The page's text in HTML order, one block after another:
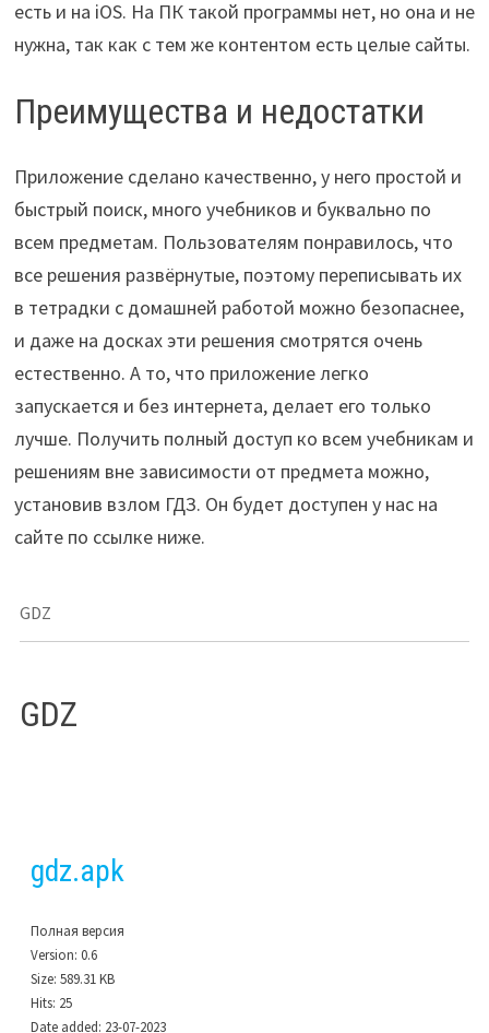
есть и на iOS. На ПК такой программы нет, но она и не
нужна, так как с тем же контентом есть целые сайты.
Преимущества и недостатки
Приложение сделано качественно, у него простой и
быстрый поиск, много учебников и буквально по
всем предметам. Пользователям понравилось, что
все решения развёрнутые, поэтому переписывать их
в тетрадки с домашней работой можно безопаснее,
и даже на досках эти решения смотрятся очень
естественно. А то, что приложение легко
запускается и без интернета, делает его только
лучше. Получить полный доступ ко всем учебникам и
решениям вне зависимости от предмета можно,
установив взлом ГДЗ. Он будет доступен у нас на
сайте по ссылке ниже.
GDZ
GDZ
gdz.apk
Полная версия
Version: 0.6
Size: 589.31 KB
Hits: 25
Date added: 23-07-2023